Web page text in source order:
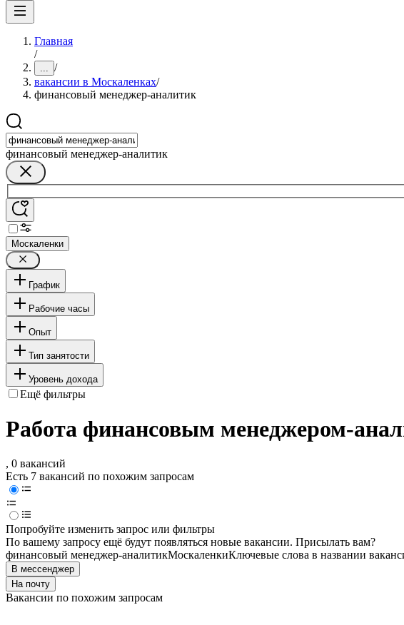
Главная
/
... /
вакансии в Москаленках/
финансовый менеджер-аналитик
финансовый менеджер-аналитик
Москаленки
График
Рабочие часы
Опыт
Тип занятости
Уровень дохода
Ещё фильтры
Работа финансовым менеджером-
, 0 вакансий
Есть 7 вакансий по похожим запросам
Попробуйте изменить запрос или фильтры
По вашему запросу ещё будут появляться новые вакансии. Присылать вам?
финансовый менеджер-аналитикМоскаленкиКлючевые слова в названии
В мессенджер
На почту
Вакансии по похожим запросам